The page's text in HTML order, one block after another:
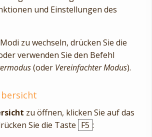
und Einstellungen des
zu wechseln, drücken Sie die
verwenden Sie den Befehl
(oder Vereinfachter Modus).
zu öffnen, klicken Sie auf das
Sie die Taste F5 :